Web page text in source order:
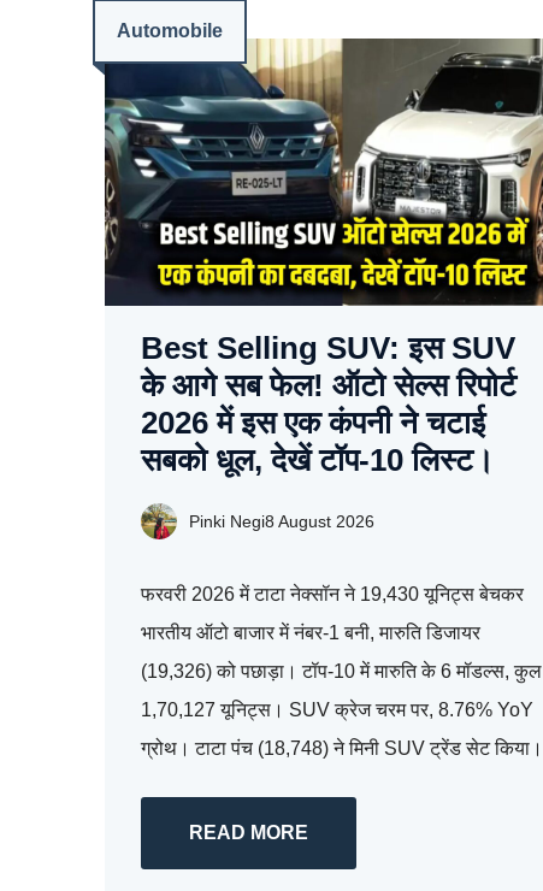
Automobile
Best Selling SUV: इस SUV
के आगे सब फेल! ऑटो सेल्स रिपोर्ट
2026 में इस एक कंपनी ने चटाई
सबको धूल, देखें टॉप-10 लिस्ट।
Pinki Negi8 August 2026
फरवरी 2026 में टाटा नेक्सॉन ने 19,430 यूनिट्स बेचकर
भारतीय ऑटो बाजार में नंबर-1 बनी, मारुति डिजायर
(19,326) को पछाड़ा। टॉप-10 में मारुति के 6 मॉडल्स, कुल
1,70,127 यूनिट्स। SUV क्रेज चरम पर, 8.76% YoY
ग्रोथ। टाटा पंच (18,748) ने मिनी SUV ट्रेंड सेट किया।
READ MORE